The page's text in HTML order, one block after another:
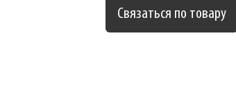
Связаться по товару